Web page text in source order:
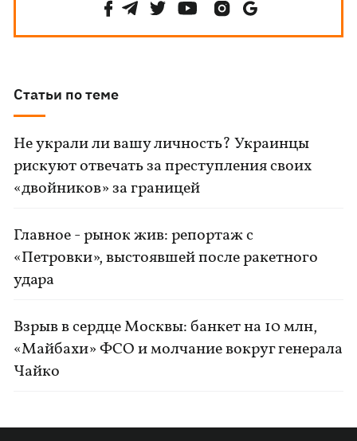
Статьи по теме
Не украли ли вашу личность? Украинцы
рискуют отвечать за преступления своих
«двойников» за границей
Главное - рынок жив: репортаж с
«Петровки», выстоявшей после ракетного
удара
Взрыв в сердце Москвы: банкет на 10 млн,
«Майбахи» ФСО и молчание вокруг генерала
Чайко